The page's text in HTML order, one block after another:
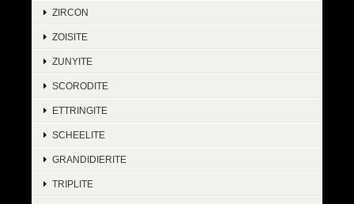
ZIRCON
ZOISITE
ZUNYITE
SCORODITE
ETTRINGITE
SCHEELITE
GRANDIDIERITE
TRIPLITE